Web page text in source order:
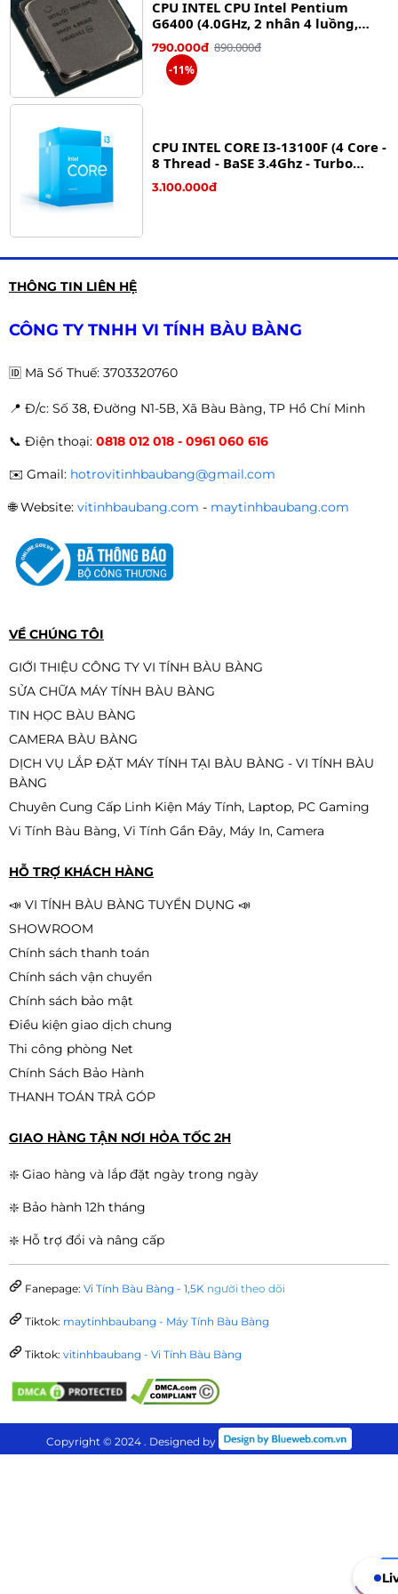
CPU INTEL CPU Intel Pentium
G6400 (4.0GHz, 2 nhân 4 luồng,
4MB Cache, 58W) – Socket Intel
LGA 1200)
790.000đ 890.000đ
-11%
CPU INTEL CORE I3-13100F (4 Core -
8 Thread - BaSE 3.4Ghz - Turbo
4.5Ghz - Cache 12Mb)
3.100.000đ
Luồng, 24 MB Cache) - Tray NEW
6.390.000đ 6.490.000đ
Turbo Up To 4.4Ghz, 4 Nhân 8
1.890.000đ 2.190.000đ
CPU Intel Core i5-13400F(10 Nhân
16 Luồng, 20MB , 65W, LGA1700)
New
-4%
6C12T, Socket 1200, Comet Lake-S)
1.890.000đ
THÔNG TIN LIÊN HỆ
CÔNG TY TNHH VI TÍNH BÀU BÀNG
🆔 Mã Số Thuế: 3703320760
📍 Đ/c: Số 38, Đường N1-5B, Xã Bàu Bàng, TP Hồ Chí Minh
📞 Điện thoại: 0818 012 018 - 0961 060 616
✉️ Gmail: hotrovitinhbaubang@gmail.com
🌐Website: vitinhbaubang.com - maytinhbaubang.com
VỀ CHÚNG TÔI
GIỚI THIỆU CÔNG TY VI TÍNH BÀU BÀNG
SỬA CHỮA MÁY TÍNH BÀU BÀNG
TIN HỌC BÀU BÀNG
CAMERA BÀU BÀNG
DỊCH VỤ LẮP ĐẶT MÁY TÍNH TẠI BÀU BÀNG - VI TÍNH BÀU
BÀNG
Chuyên Cung Cấp Linh Kiện Máy Tính, Laptop, PC Gaming
Vi Tính Bàu Bàng, Vi Tính Gần Đây, Máy In, Camera
HỖ TRỢ KHÁCH HÀNG
📣 VI TÍNH BÀU BÀNG TUYỂN DỤNG 📣
SHOWROOM
Chính sách thanh toán
Chính sách vận chuyển
Chính sách bảo mật
Điều kiện giao dịch chung
Thi công phòng Net
Chính Sách Bảo Hành
THANH TOÁN TRẢ GÓP
GIAO HÀNG TẬN NƠI HỎA TỐC 2H
❇️ Giao hàng và lắp đặt ngày trong ngày
❇️ Bảo hành 12h tháng
❇️ Hỗ trợ đổi và nâng cấp
Fanepage: Vi Tính Bàu Bàng - 1,5K người theo dõi
Tiktok: maytinhbaubang - Máy Tính Bàu Bàng
Tiktok: vitinhbaubang - Vi Tính Bàu Bàng
Copyright © 2024 . Designed by